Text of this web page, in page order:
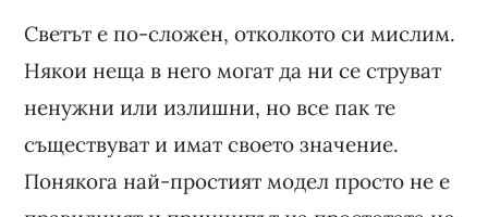
Светът е по-сложен, отколкото си мислим.
Някои неща в него могат да ни се струват
ненужни или излишни, но все пак те
съществуват и имат своето значение.
Понякога най-простият модел просто не е